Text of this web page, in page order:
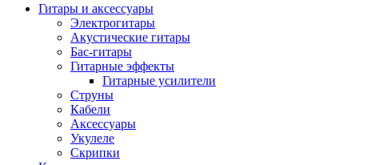
Гитары и аксессуары
Электрогитары
Акустические гитары
Бас-гитары
Гитарные эффекты
Гитарные усилители
Струны
Кабели
Аксессуары
Укулеле
Скрипки